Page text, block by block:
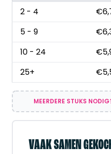
2 - 4
€
5 - 9
€
10 - 24
€
25+
€
MEERDERE STUKS
VAAK SAMEN